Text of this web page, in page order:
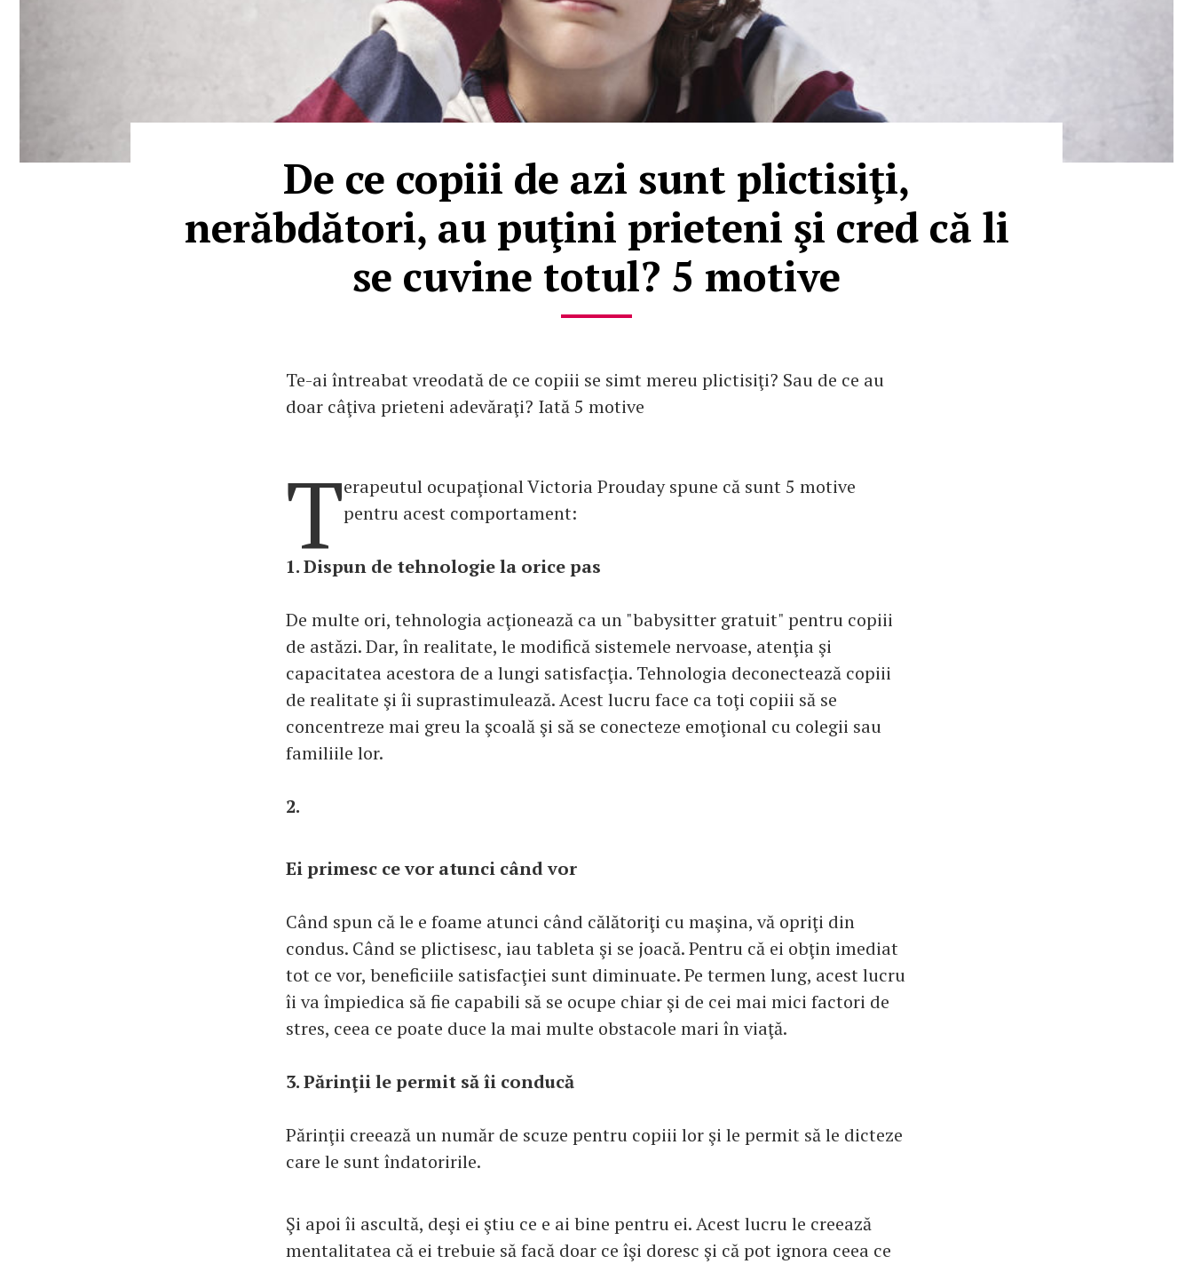
De ce copiii de azi sunt plictisiţi,
nerăbdători, au puţini prieteni şi cred că li
se cuvine totul? 5 motive
Te-ai întreabat vreodată de ce copiii se simt mereu plictisiţi? Sau de ce au
doar câţiva prieteni adevăraţi? Iată 5 motive
Terapeutul ocupaţional Victoria Prouday spune că sunt 5 motive
pentru acest comportament:
1. Dispun de tehnologie la orice pas
De multe ori, tehnologia acţionează ca un "babysitter gratuit" pentru copiii
de astăzi. Dar, în realitate, le modifică sistemele nervoase, atenţia şi
capacitatea acestora de a lungi satisfacţia. Tehnologia deconectează copiii
de realitate şi îi suprastimulează. Acest lucru face ca toţi copiii să se
concentreze mai greu la şcoală şi să se conecteze emoţional cu colegii sau
familiile lor.
2.
Ei primesc ce vor atunci când vor
Când spun că le e foame atunci când călătoriţi cu maşina, vă opriţi din
condus. Când se plictisesc, iau tableta şi se joacă. Pentru că ei obţin imediat
tot ce vor, beneficiile satisfacţiei sunt diminuate. Pe termen lung, acest lucru
îi va împiedica să fie capabili să se ocupe chiar şi de cei mai mici factori de
stres, ceea ce poate duce la mai multe obstacole mari în viaţă.
3. Părinţii le permit să îi conducă
Părinţii creează un număr de scuze pentru copiii lor şi le permit să le dicteze
care le sunt îndatoririle.
Şi apoi îi ascultă, deşi ei ştiu ce e ai bine pentru ei. Acest lucru le creează
mentalitatea că ei trebuie să facă doar ce îşi doresc şi că pot ignora ceea ce